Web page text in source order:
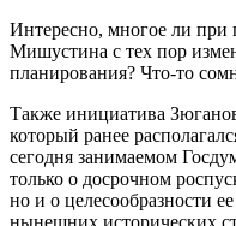
Интересно, многое ли при
Мишустина с тех пор
планирования? Что-то
Также инициатива
который ранее
сегодня занимаемом
только о досрочном
но и о целесообразности
нынешних исторических